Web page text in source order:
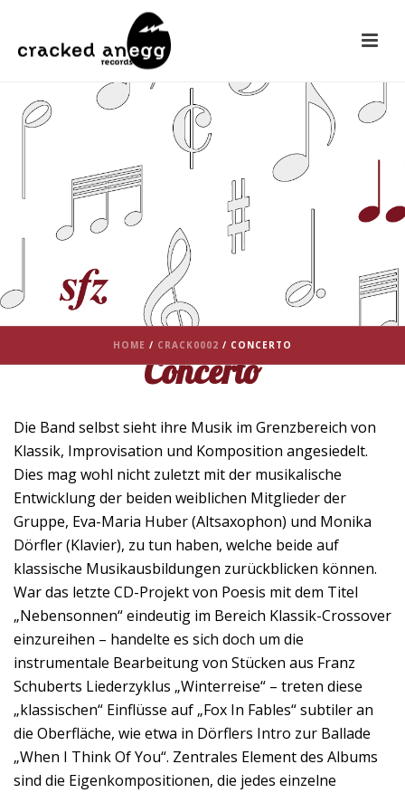
HOME / CRACK0002 / CONCERTO
Concerto
Die Band selbst sieht ihre Musik im Grenzbereich von
Klassik, Improvisation und Komposition angesiedelt.
Dies mag wohl nicht zuletzt mit der musikalische
Entwicklung der beiden weiblichen Mitglieder der
Gruppe, Eva-Maria Huber (Altsaxophon) und Monika
Dörfler (Klavier), zu tun haben, welche beide auf
klassische Musikausbildungen zurückblicken können.
War das letzte CD-Projekt von Poesis mit dem Titel
„Nebensonnen“ eindeutig im Bereich Klassik-Crossover
einzureihen – handelte es sich doch um die
instrumentale Bearbeitung von Stücken aus Franz
Schuberts Liederzyklus „Winterreise“ – treten diese
„klassischen“ Einflüsse auf „Fox In Fables“ subtiler an
die Oberfläche, wie etwa in Dörflers Intro zur Ballade
„When I Think Of You“. Zentrales Element des Albums
sind die Eigenkompositionen, die jedes einzelne